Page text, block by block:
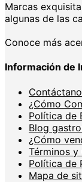
Marcas
algunas de las
Conoce más
Información de
¿Cómo
Política de
Blog
¿Cómo
Términos
Política de
Mapa de